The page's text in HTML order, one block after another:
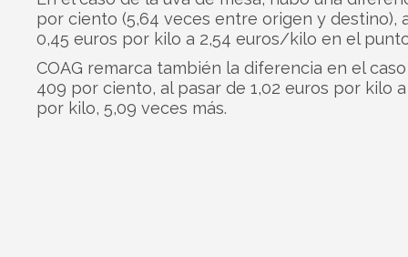
por ciento (5,64 veces entre origen y destino),
0,45 euros por kilo a 2,54 euros/kilo en el
COAG remarca también la diferencia en el
409 por ciento, al pasar de 1,02 euros por kilo a
por kilo, 5,09 veces más.